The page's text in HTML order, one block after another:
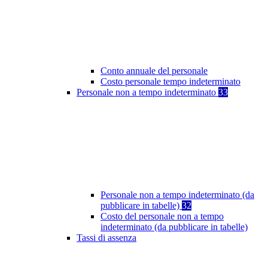
Conto annuale del personale
Costo personale tempo indeterminato
Personale non a tempo indeterminato 33
Personale non a tempo indeterminato (da
pubblicare in tabelle) 32
Costo del personale non a tempo
indeterminato (da pubblicare in tabelle)
Tassi di assenza